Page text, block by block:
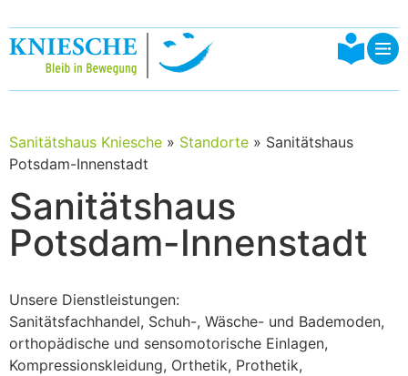
Sanitätshaus Kniesche » Standorte » Sanitätshaus
Potsdam-Innenstadt
Sanitätshaus
Potsdam-Innenstadt
Unsere Dienstleistungen:
Sanitätsfachhandel, Schuh-, Wäsche- und Bademoden,
orthopädische und sensomotorische Einlagen,
Kompressionskleidung, Orthetik, Prothetik,